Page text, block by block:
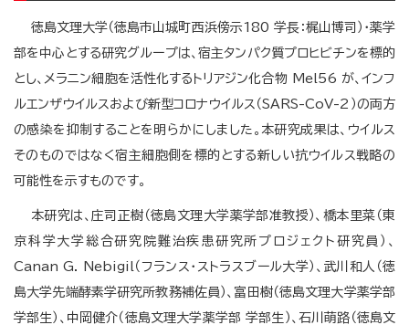
徳島文理大学（徳島市山城町西浜傍示180 学長：梶山博司）・薬学
部を中心とする研究グループは、宿主タンパク質プロヒビチンを標的
とし、メラニン細胞を活性化するトリアジン化合物 Mel56 が、インフ
ルエンザウイルスおよび新型コロナウイルス（SARS-CoV-2）の両方
の感染を抑制することを明らかにしました。本研究成果は、ウイルス
そのものではなく宿主細胞側を標的とする新しい抗ウイルス戦略の
可能性を示すものです。
本研究は、庄司正樹（徳島文理大学薬学部准教授）、橋本里菜（東
京科学大学総合研究院難治疾患研究所プロジェクト研究員）、
Canan G. Nebigil（フランス・ストラスブール大学）、武川和人（徳
島大学先端酵素学研究所教務補佐員）、富田樹（徳島文理大学薬学部
学部生）、中岡健介（徳島文理大学薬学部 学部生）、石川萌路（徳島文